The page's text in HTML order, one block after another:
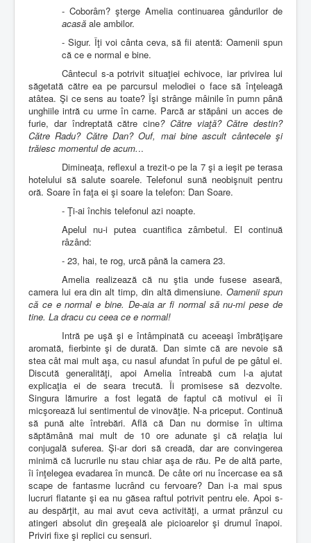
- Coborâm? şterge Amelia continuarea gândurilor de
acasă ale ambilor.
- Sigur. Îţi voi cânta ceva, să fii atentă: Oamenii spun
că ce e normal e bine.
Cântecul s-a potrivit situaţiei echivoce, iar privirea lui
săgetată către ea pe parcursul melodiei o face să înţeleagă
atâtea. Şi ce sens au toate? Îşi strânge mâinile în pumn până
unghiile intră cu urme în carne. Parcă ar stăpâni un acces de
furie, dar îndreptată către cine? Către viaţă? Către destin?
Către Radu? Către Dan? Ouf, mai bine ascult cântecele şi
trăiesc momentul de acum...
Dimineaţa, reflexul a trezit-o pe la 7 şi a ieşit pe terasa
hotelului să salute soarele. Telefonul sună neobişnuit pentru
oră. Soare în faţa ei şi soare la telefon: Dan Soare.
- Ţi-ai închis telefonul azi noapte.
Apelul nu-i putea cuantifica zâmbetul. El continuă
râzând:
- 23, hai, te rog, urcă până la camera 23.
Amelia realizează că nu ştia unde fusese aseară,
camera lui era din alt timp, din altă dimensiune.Oamenii spun
că ce e normal e bine. De-aia ar fi normal să nu-mi pese de
tine. La dracu cu ceea ce e normal!
Intră pe uşă şi e întâmpinată cu aceeaşi îmbrăţişare
aromată, fierbinte şi de durată. Dan simte că are nevoie să
stea cât mai mult aşa, cu nasul afundat în puful de pe gâtul ei.
Discută generalităţi, apoi Amelia întreabă cum l-a ajutat
explicaţia ei de seara trecută. Îi promisese să dezvolte.
Singura lămurire a fost legată de faptul că motivul ei îi
micşorează lui sentimentul de vinovăţie. N-a priceput. Continuă
să pună alte întrebări. Află că Dan nu dormise în ultima
săptămână mai mult de 10 ore adunate şi că relaţia lui
conjugală suferea. Şi-ar dori să creadă, dar are convingerea
minimă că lucrurile nu stau chiar aşa de rău. Pe de altă parte,
îi înţelegea evadarea în muncă. De câte ori nu încercase ea să
scape de fantasme lucrând cu fervoare? Dan i-a mai spus
lucruri flatante şi ea nu găsea raftul potrivit pentru ele. Apoi s-
au despărţit, au mai avut ceva activităţi, a urmat prânzul cu
atingeri absolut din greşeală ale picioarelor şi drumul înapoi.
Priviri fixe şi replici cu sensuri.